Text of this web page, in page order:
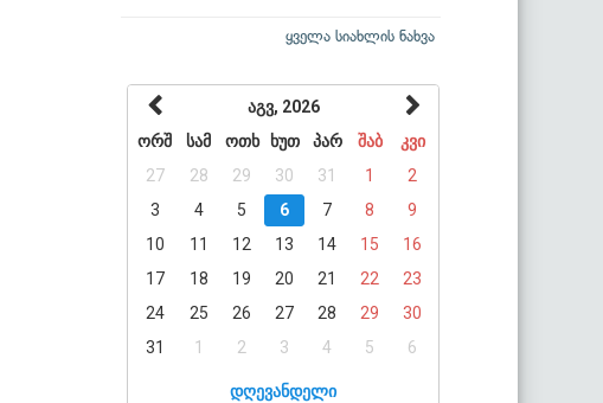
ყველა სიახლის ნახვა
აგვ, 2026
ორშ
სამ ოთხ ხუთ პარ შაბ
კვი
27
28 29 30 31 1
2
3
4 5 6 7 8
9
10
11 12 13 14 15
16
17
18 19 20 21 22
23
24
25 26 27 28 29
30
31
1 2 3 4 5 6
დღევანდელი